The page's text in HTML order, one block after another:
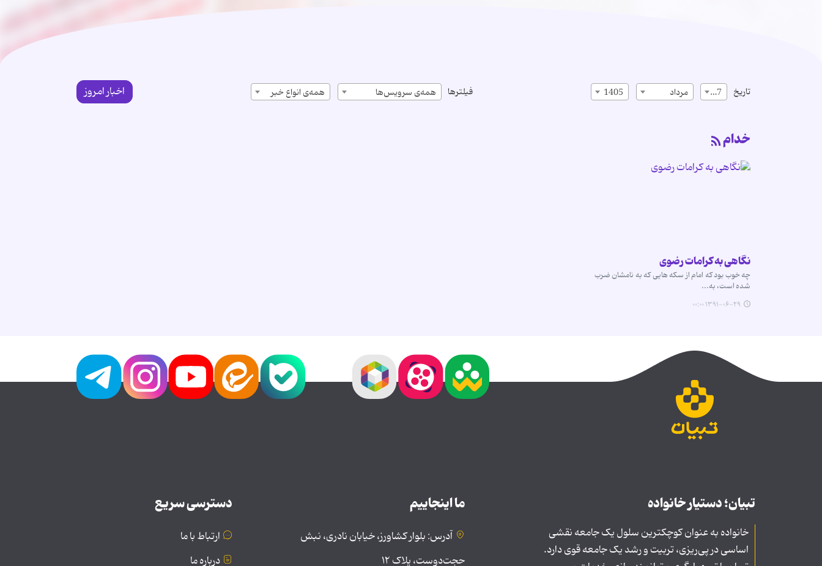
تاریخ 17 مرداد 1405 فیلترها همه‌ی سرویس‌ها همه‌ی انواع خبر اخبار امروز
خدام
نگاهی به کرامات رضوی
چه خوب بود که امام از سکه هایی که به نامشان ضرب
شده است، به...
۱۳۹۱-۰۶-۲۹ ۰۰:۰۰
تبیان؛ دستیار خانواده
خانواده به عنوان کوچکترین سلول یک جامعه نقشی
اساسی در پی‌ریزی، تربیت و رشد یک جامعه قوی دارد.
ما اینجاییم
آدرس: بلوار کشاورز، خیابان نادری، نبش
حجت‌دوست، پلاک ۱۲
دسترسی سریع
ارتباط با ما
درباره ما